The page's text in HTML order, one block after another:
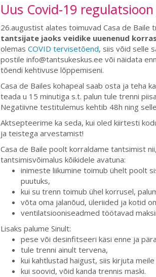
Uus Covid-19
26.augustist alates toimuvad Casa de Baile
tantsijate jaoks veidike uuenenud korras
olemas COVID tervisetõend, siis võid selle
postile info@tantsukeskus.ee või näidata
tõendi kehtivuse lõppemiseni.
Casa de Bailes kohapeal saab osta ja teha
teada u 15 minutiga s.t. palun tule trenni
Negatiivne testitulemus kehtib 48h ning
Aktsepteerime ka seda, kui oled kiirtesti
ja teistega arvestamist!
Casa de Baile poolt korraldame tantsimist
tantsimisvõimalus kõikidele avatuna:
inimeste liikumine toimub ühelt poolt
puutuks,
kui su trenn toimub ühel korrusel,
võta oma jalanõud, üleriided ja kotid
ventilatsiooniseadmed töötavad
Lisaks palume Sinult:
pese või desinfitseeri käsi enne ja
tule trenni ainult tervena,
kui kahtlustad haigust, siis kirjuta
kui soovid, võid kanda trennis maski.